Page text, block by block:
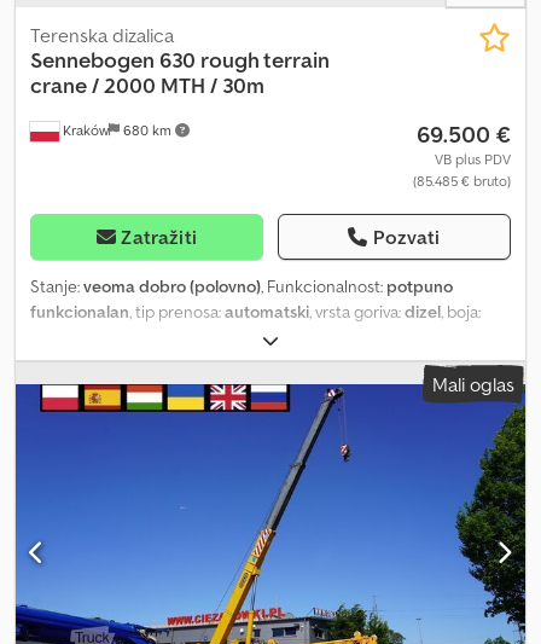
Kraków 680 km
Terenska dizalica
Sennebogen 630 rough terrain
crane / 2000 MTH / 30m
69.500 €
VB plus PDV
(85.485 € bruto)
Zatražiti Pozvati
Stanje:veoma dobro (polovno), Funkcionalnost: potpuno
funkcionalan , tip prenosa:automatski , vrsta goriva:dizel , boja:
30.000 kg
radni sati:2.000 h, Oprema:kabina, Теренски кран Sennebogen
630 / 2000 радних сати / Дохват 30 м / Подизна способност 30
т / 3 јединице 2000 радних сати Година производње: 2007
Дохват 30 метара Макс. подизна способност 30 тона Deutz
мотор Систем против блокирања куке Блок куке са 5
ременица Помоћна стрела 7,5 м Dksdszrf E Tjpfx Ap Eer
Аутоматски менњач Техничко и визуелно стање је одлично.
Доступне 3 сличне машине.
Mali oglas